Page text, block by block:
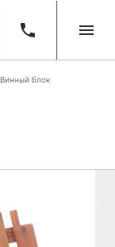
Винный блок